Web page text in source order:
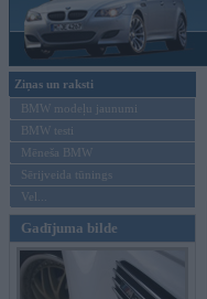
Ziņas un raksti
BMW modeļu jaunumi
BMW testi
Mēneša BMW
Sērijveida tūnings
Vel...
Gadījuma bilde